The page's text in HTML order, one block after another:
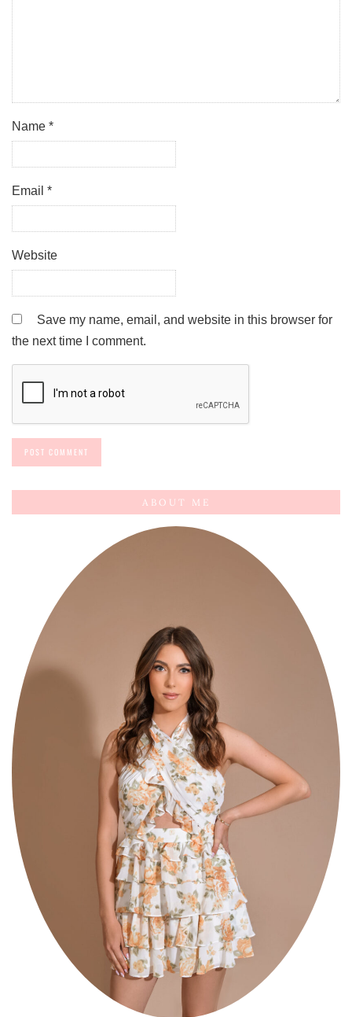
Name *
Email *
Website
Save my name, email, and website in this browser for
the next time I comment.
ABOUT ME